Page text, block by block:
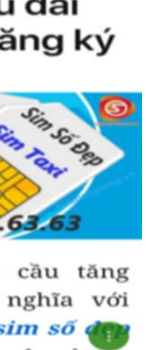
Hợp Mệnh Mộc
sim được những dẫn
mua sim phong
khắc trong ngũ
và hành của các
Thủy sinh Mộc, Mộc
Mộc khắc Thổ, Thổ